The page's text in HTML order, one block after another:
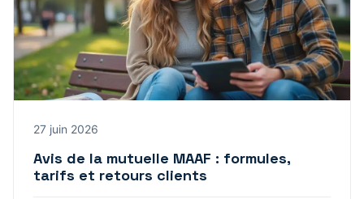
27 juin 2026
Avis de la mutuelle MAAF : formules,
tarifs et retours clients